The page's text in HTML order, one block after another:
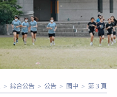
UNIVERSITY
> 綜合公告 > 公告 > 國中 > 第 3 頁